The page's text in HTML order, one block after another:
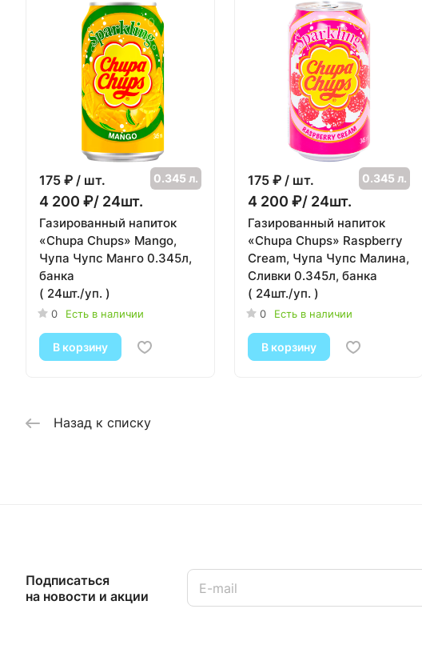
175 ₽ / шт. 0.345 л.
4 200 ₽/ 24шт.
Газированный напиток
«Chupa Chups» Mango,
Чупа Чупс Манго 0.345л,
банка
( 24шт./уп. )
0 Есть в наличии
В корзину
175 ₽ / шт. 0.345 л.
4 200 ₽/ 24шт.
Газированный напиток
«Chupa Chups» Raspberry
Cream, Чупа Чупс Малина,
Сливки 0.345л, банка
( 24шт./уп. )
0 Есть в наличии
В корзину
Назад к списку
Подписаться
на новости и акции